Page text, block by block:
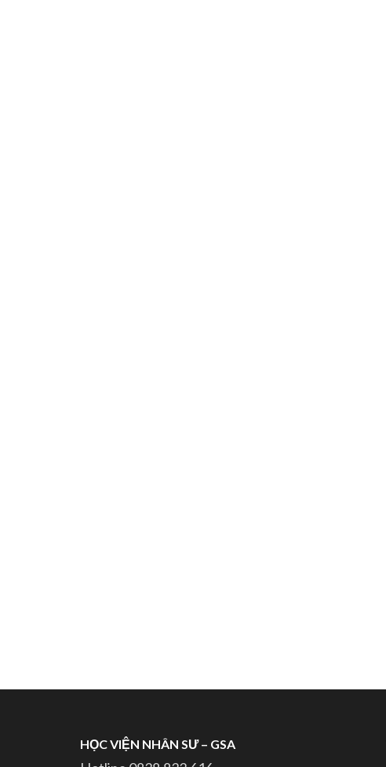
HỌC VIỆN NHÂN SƯ – GSA